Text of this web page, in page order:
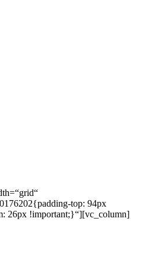
top: 94px
26px !important;}“][vc_column]